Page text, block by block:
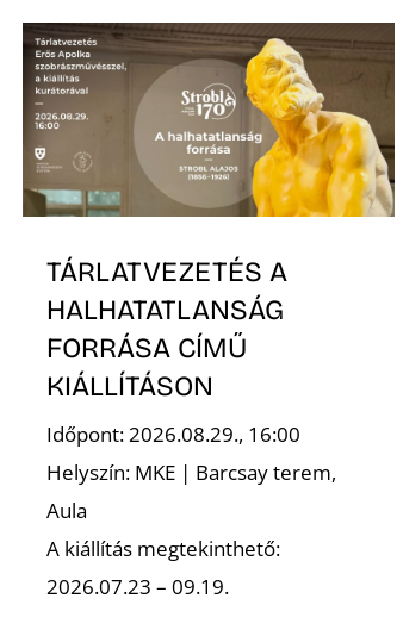
TÁRLATVEZETÉS A
HALHATATLANSÁG
FORRÁSA CÍMŰ
KIÁLLÍTÁSON
Időpont: 2026.08.29., 16:00
Helyszín: MKE | Barcsay terem,
Aula
A kiállítás megtekinthető:
2026.07.23 – 09.19.